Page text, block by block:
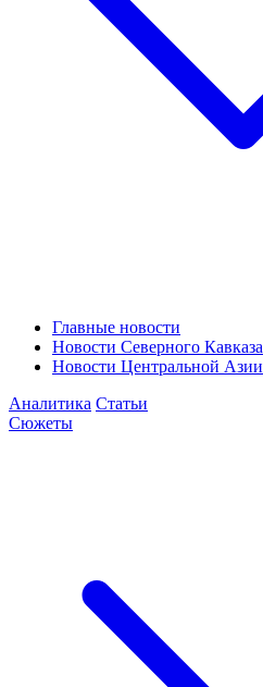
Главные новости
Новости Северного Кавказа
Новости Центральной Азии
Аналитика Статьи
Сюжеты